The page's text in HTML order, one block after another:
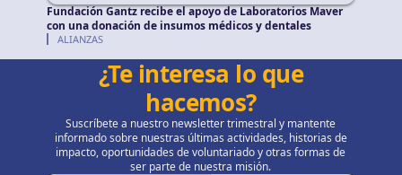
Fundación Gantz recibe el apoyo de Laboratorios Maver
con una donación de insumos médicos y dentales
ALIANZAS
¿Te interesa lo que
hacemos?
Suscríbete a nuestro newsletter trimestral y mantente
informado sobre nuestras últimas actividades, historias de
impacto, oportunidades de voluntariado y otras formas de
ser parte de nuestra misión.